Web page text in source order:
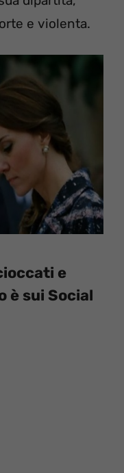
e violenta.
e
è sui Social